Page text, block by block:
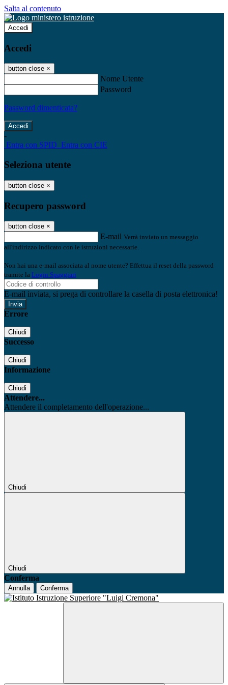
Salta al contenuto
Accedi
Accedi
button close ×
Nome Utente
Password
Password dimenticata?
-
Entra con SPID Entra con CIE
Seleziona utente
button close ×
Recupero password
button close ×
E-mail Verrà inviato un messaggio
all'indirizzo indicato con le istruzioni necessarie.
Non hai una e-mail associata al nome utente? Effettua il reset della password
tramite la Login Spaggiari
E-mail inviata, si prega di controllare la casella di posta elettronica!
Errore
Chiudi
Successo
Chiudi
Informazione
Chiudi
Attendere...
Attendere il completamento dell'operazione...
Chiudi
Chiudi
Conferma
Annulla Conferma